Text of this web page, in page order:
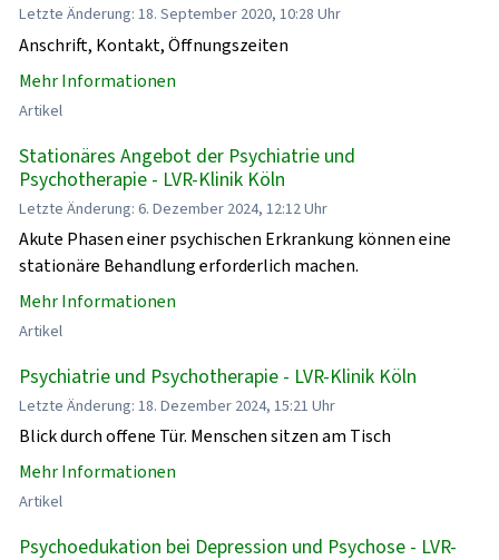
Letzte Änderung: 18. September 2020, 10:28 Uhr
Anschrift, Kontakt, Öffnungszeiten
Mehr Informationen
Artikel
Stationäres Angebot der Psychiatrie und
Psychotherapie - LVR-Klinik Köln
Letzte Änderung: 6. Dezember 2024, 12:12 Uhr
Akute Phasen einer psychischen Erkrankung können eine
stationäre Behandlung erforderlich machen.
Mehr Informationen
Artikel
Psychiatrie und Psychotherapie - LVR-Klinik Köln
Letzte Änderung: 18. Dezember 2024, 15:21 Uhr
Blick durch offene Tür. Menschen sitzen am Tisch
Mehr Informationen
Artikel
Psychoedukation bei Depression und Psychose - LVR-